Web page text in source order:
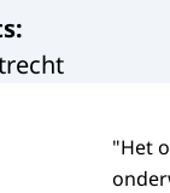
:
"Het